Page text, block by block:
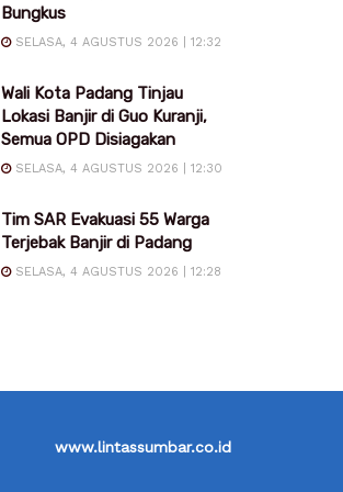
Bungkus
SELASA, 4 AGUSTUS 2026 | 12:32
Wali Kota Padang Tinjau
Lokasi Banjir di Guo Kuranji,
Semua OPD Disiagakan
SELASA, 4 AGUSTUS 2026 | 12:30
Tim SAR Evakuasi 55 Warga
Terjebak Banjir di Padang
SELASA, 4 AGUSTUS 2026 | 12:28
www.lintassumbar.co.id